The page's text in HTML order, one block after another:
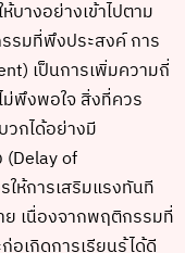
บางอย่างเข้าไปตาม
รมที่พึงประสงค์ การ
เป็นการเพิ่มความถี่
ม่พึงพอใจ สิ่งที่ควร
วกได้อย่างมี
(Delay of
การเสริมแรงทันที
เนื่องจากพฤติกรรมที่